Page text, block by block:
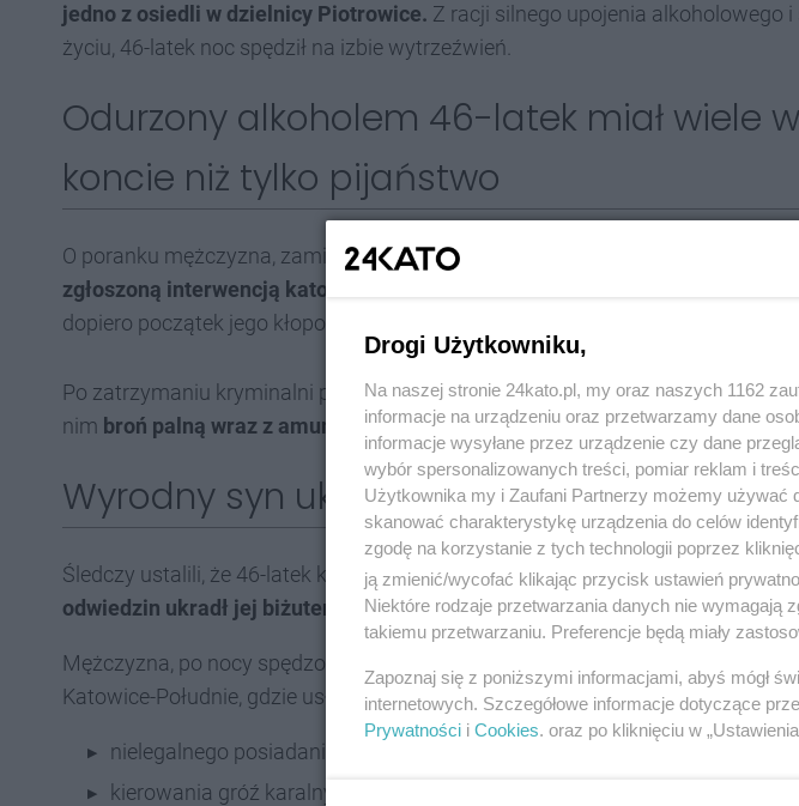
jedno z osiedli w dzielnicy Piotrowice. Z racji silnego upojenia alkoholowego
życiu, 46-latek noc spędził na izbie wytrzeźwień.
Odurzony alkoholem 46-latek miał wiele
koncie niż tylko pijaństwo
O poranku mężczyzna, zamiast wrócić do domu, trafił do policyjnej celi. Jak
zgłoszoną interwencją katowiczanin groził swojej byłej szwagierce oraz jej
dopiero początek jego kłopotów.
Po zatrzymaniu kryminalni prowadzący sprawę przeszukali mieszkanie
nim broń palną wraz z amunicją, na które to przedmioty nie miał
Wyrodny syn ukradł matce w szpitalu
Śledczy ustalili, że 46-latek kilka dni wcześniej był u swojej matki w szpitalu z
odwiedzin ukradł jej biżuterię. Opuszczając szpital, naubliżał i groził
Mężczyzna, po nocy spędzonej w policyjnej celi, został doprowadzony do
Katowice-Południe, gdzie usłyszał zarzuty:
nielegalnego posiadania broni,
kierowania gróź karalnych,
Drogi Użytkowniku,
Na naszej stronie 24kato.pl, my oraz naszych 1162
informacje na urządzeniu oraz przetwarzamy dane
informacje wysyłane przez urządzenie czy dane
wybór spersonalizowanych treści, pomiar reklam i
Użytkownika my i Zaufani Partnerzy możemy używać
skanować charakterystykę urządzenia do celów
zgodę na korzystanie z tych technologii poprzez
ją zmienić/wycofać klikając przycisk ustawień
Niektóre rodzaje przetwarzania danych nie wymagają
takiemu przetwarzaniu. Preferencje będą miały
Zapoznaj się z poniższymi informacjami, abyś mógł
internetowych. Szczegółowe informacje dotyczące
Prywatności i Cookies. oraz po kliknięciu w